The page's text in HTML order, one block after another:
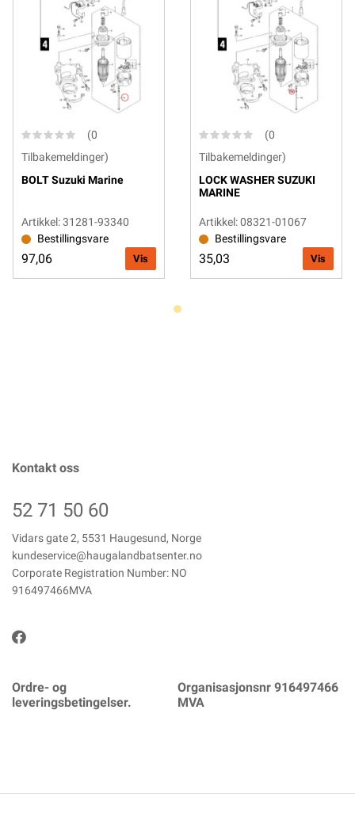
(0
Tilbakemeldinger)
BOLT Suzuki Marine
Artikkel: 31281-93340
Bestillingsvare
97,06 Vis
(0
Tilbakemeldinger)
LOCK WASHER SUZUKI
MARINE
Artikkel: 08321-01067
Bestillingsvare
35,03 Vis
Kontakt oss
52 71 50 60
Vidars gate 2, 5531 Haugesund, Norge
kundeservice@haugalandbatsenter.no
Corporate Registration Number: NO
916497466MVA
Ordre- og
leveringsbetingelser.
Organisasjonsnr 916497466
MVA